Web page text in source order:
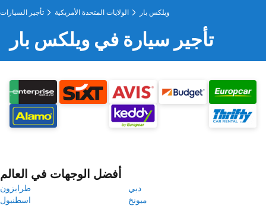
تأجير السيارات الولايات المتحدة الأمريكية ويلكس بار
تأجير سيارة في ويلكس بار
أفضل الوجهات في العالم
طرابزون
دبي
اسطنبول
ميونخ